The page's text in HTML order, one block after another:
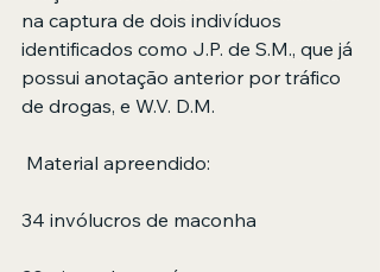
na captura de dois indivíduos
identificados como J.P. de S.M., que já
possui anotação anterior por tráfico
de drogas, e W.V. D.M.
Material apreendido:
34 invólucros de maconha